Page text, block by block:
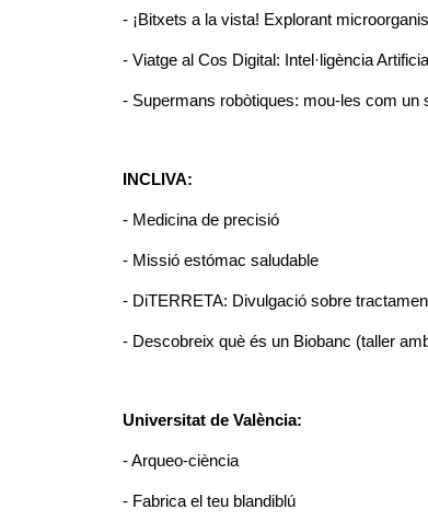
- ¡Bitxets a la vista! Explorant
- Viatge al Cos Digital: Intel·ligència
- Supermans robòtiques: mou-les com un
INCLIVA:
- Medicina de precisió
- Missió estómac saludable
- DiTERRETA: Divulgació sobre
- Descobreix què és un Biobanc (taller
Universitat de València:
- Arqueo-ciència
- Fabrica el teu blandiblú